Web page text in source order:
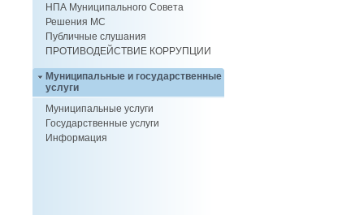
НПА Муниципального Совета
Решения МС
Публичные слушания
ПРОТИВОДЕЙСТВИЕ КОРРУПЦИИ
Муниципальные и государственные
услуги
Муниципальные услуги
Государственные услуги
Информация